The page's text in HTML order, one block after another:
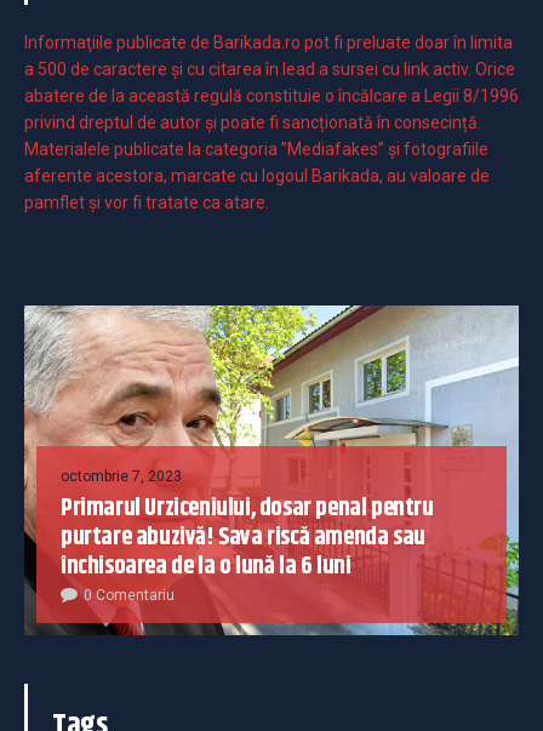
Informaţiile publicate de Barikada.ro pot fi preluate doar în limita
a 500 de caractere şi cu citarea în lead a sursei cu link activ. Orice
abatere de la această regulă constituie o încălcare a Legii 8/1996
privind dreptul de autor și poate fi sancționată în consecință.
Materialele publicate la categoria ”Mediafakes” și fotografiile
aferente acestora, marcate cu logoul Barikada, au valoare de
pamflet și vor fi tratate ca atare.
octombrie 7, 2023
Primarul Urziceniului, dosar penal pentru
purtare abuzivă! Sava riscă amenda sau
închisoarea de la o lună la 6 luni
0 Comentariu